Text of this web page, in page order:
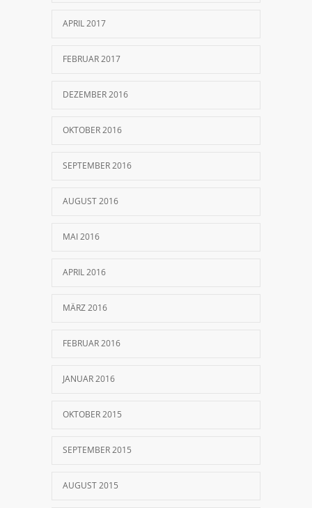
APRIL 2017
FEBRUAR 2017
DEZEMBER 2016
OKTOBER 2016
SEPTEMBER 2016
AUGUST 2016
MAI 2016
APRIL 2016
MÄRZ 2016
FEBRUAR 2016
JANUAR 2016
OKTOBER 2015
SEPTEMBER 2015
AUGUST 2015